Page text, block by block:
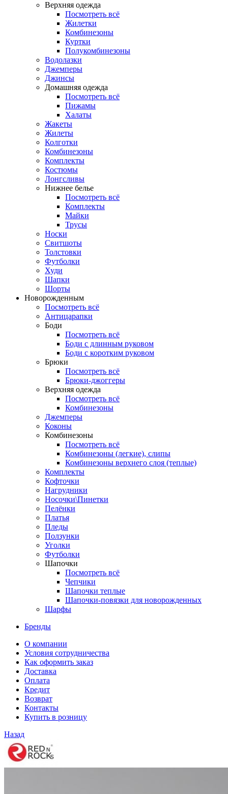
Верхняя одежда
Посмотреть всё
Жилетки
Комбинезоны
Куртки
Полукомбинезоны
Водолазки
Джемперы
Джинсы
Домашняя одежда
Посмотреть всё
Пижамы
Халаты
Жакеты
Жилеты
Колготки
Комбинезоны
Комплекты
Костюмы
Лонгсливы
Нижнее белье
Посмотреть всё
Комплекты
Майки
Трусы
Носки
Свитшоты
Толстовки
Футболки
Худи
Шапки
Шорты
Новорожденным
Посмотреть всё
Антицарапки
Боди
Посмотреть всё
Боди с длинным руковом
Боди с коротким руковом
Брюки
Посмотреть всё
Брюки-джоггеры
Верхняя одежда
Посмотреть всё
Комбинезоны
Джемперы
Коконы
Комбинезоны
Посмотреть всё
Комбинезоны (легкие), слипы
Комбинезоны верхнего слоя (теплые)
Комплекты
Кофточки
Нагрудники
Носочки\Пинетки
Пелёнки
Платья
Пледы
Ползунки
Уголки
Футболки
Шапочки
Посмотреть всё
Чепчики
Шапочки теплые
Шапочки-повязки для новорожденных
Шарфы
Бренды
О компании
Условия сотрудничества
Как оформить заказ
Доставка
Оплата
Кредит
Возврат
Контакты
Купить в розницу
Назад